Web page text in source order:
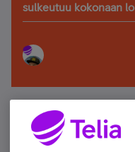
sulkeutuu kokonaan
Älä jää paitsi –